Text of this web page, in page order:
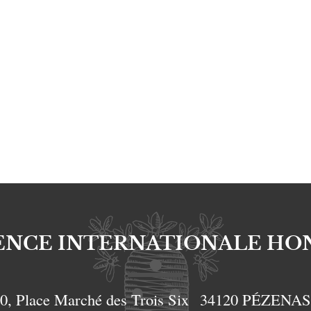
INTERNATIONALE
Place Marché des Trois Six 34120 PÉZENAS